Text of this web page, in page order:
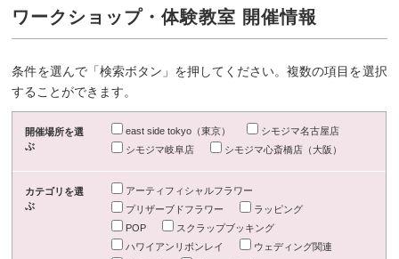
ワークショップ・体験教室 開催情報
条件を選んで「検索ボタン」を押してください。複数の項目を選択
することができます。
開催場所を選
ぶ
east side tokyo（東京）
シモジマ名古屋店
シモジマ岐阜店
シモジマ心斎橋店（大阪）
カテゴリを選
ぶ
アーティフィシャルフラワー
プリザーブドフラワー
ラッピング
POP
スクラップブッキング
ハワイアンリボンレイ
ウェディング関連